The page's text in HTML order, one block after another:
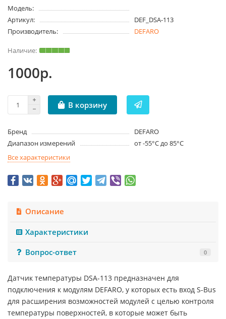
Модель:
Артикул:
DEF_DSA-113
Производитель:
DEFARO
1000р.
В корзину
Бренд
DEFARO
Диапазон измерений
от -55°C до 85°C
Все характеристики
Описание
Характеристики
Вопрос-ответ
0
Датчик температуры DSA-113 предназначен для
подключения к модулям DEFARO, у которых есть вход S-Bus
для расширения возможностей модулей с целью контроля
температуры поверхностей, в которые может быть